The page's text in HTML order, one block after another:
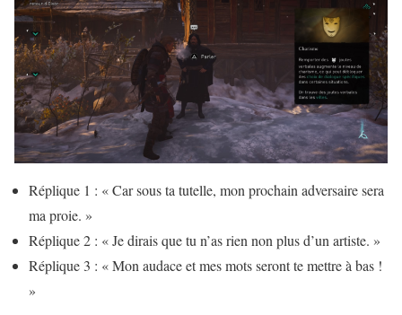
Réplique 1 : « Car sous ta tutelle, mon prochain adversaire sera
ma proie. »
Réplique 2 : « Je dirais que tu n’as rien non plus d’un artiste. »
Réplique 3 : « Mon audace et mes mots seront te mettre à bas !
»